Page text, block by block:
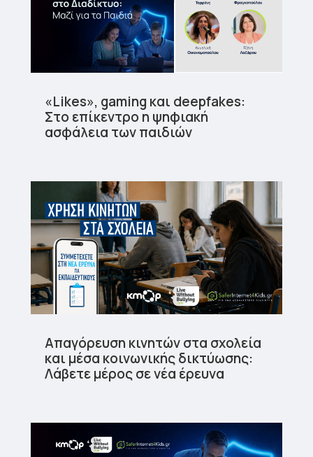
«Likes», gaming και deepfakes:
Στο επίκεντρο η ψηφιακή
ασφάλεια των παιδιών
Απαγόρευση κινητών στα σχολεία
και μέσα κοινωνικής δικτύωσης:
Λάβετε μέρος σε νέα έρευνα